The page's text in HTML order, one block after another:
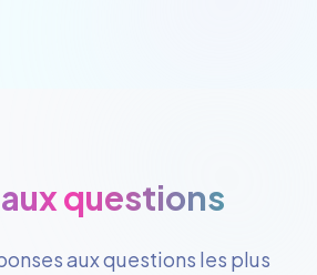
questions
aux questions les plus